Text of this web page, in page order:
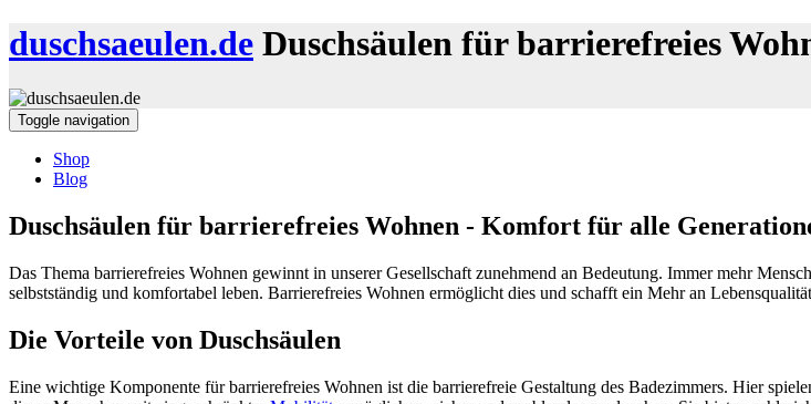
duschsaeulen.de Duschsäulen für barrierefreies
Toggle navigation
Shop
Blog
Duschsäulen für barrierefreies Wohnen - Komfort für alle
Das Thema barrierefreies Wohnen gewinnt in unserer Gesellschaft zunehmend an Bedeutung. Immer mehr
selbstständig und komfortabel leben. Barrierefreies Wohnen ermöglicht dies und schafft ein Mehr an
Die Vorteile von Duschsäulen
Eine wichtige Komponente für barrierefreies Wohnen ist die barrierefreie Gestaltung des Badezimmers. Hier